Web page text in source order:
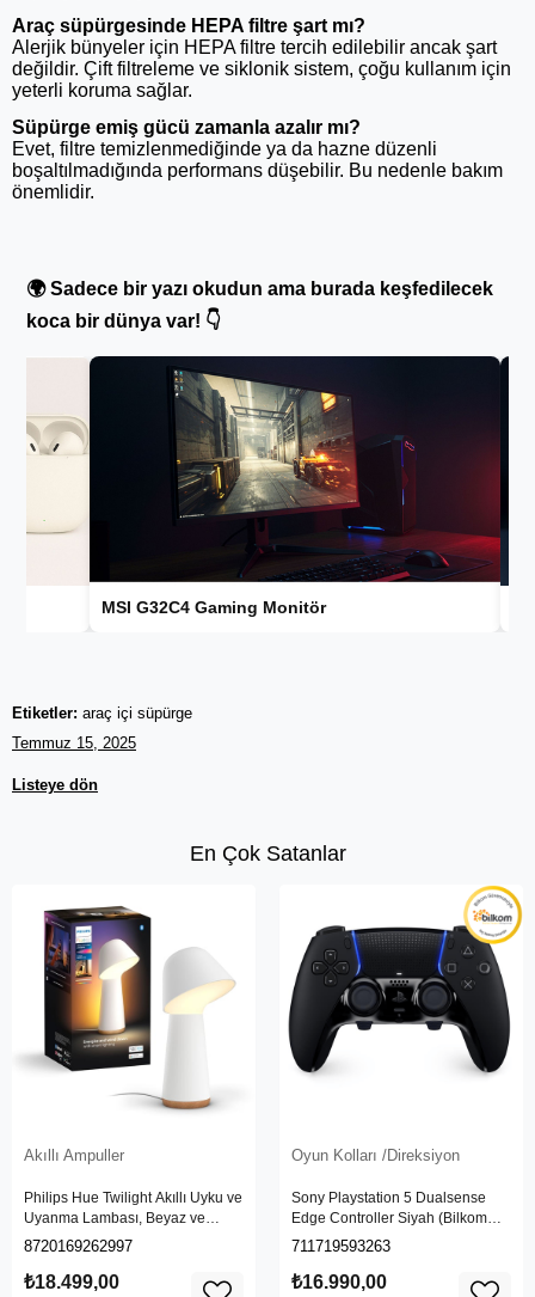
Araç süpürgesinde HEPA filtre şart mı?
Alerjik bünyeler için HEPA filtre tercih edilebilir ancak şart
değildir. Çift filtreleme ve siklonik sistem, çoğu kullanım için
yeterli koruma sağlar.
Süpürge emiş gücü zamanla azalır mı?
Evet, filtre temizlenmediğinde ya da hazne düzenli
boşaltılmadığında performans düşebilir. Bu nedenle bakım
önemlidir.
🌍 Sadece bir yazı okudun ama burada keşfedilecek
koca bir dünya var! 👇
MSI G32C4 Gaming Monitör
Etiketler: araç içi süpürge
Temmuz 15, 2025
Listeye dön
En Çok Satanlar
Akıllı Ampuller
Philips Hue Twilight Akıllı Uyku ve
Uyanma Lambası, Beyaz ve
Renkli Işık, Alexa, Apple Home ve
8720169262997
₺18.499,00
Oyun Kolları /Direksiyon
Sony Playstation 5 Dualsense
Edge Controller Siyah (Bilkom
Garantili)
711719593263
₺16.990,00